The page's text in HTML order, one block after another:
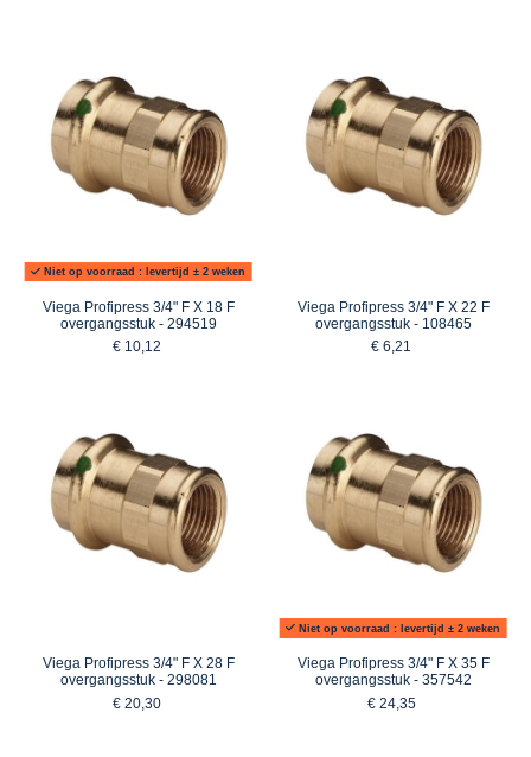
Niet op voorraad : levertijd ± 2 weken
Viega Profipress 3/4" F X 18 F
overgangsstuk - 294519
€ 10,12
Viega Profipress 3/4" F X 22 F
overgangsstuk - 108465
€ 6,21
Viega Profipress 3/4" F X 28 F
overgangsstuk - 298081
€ 20,30
Niet op voorraad : levertijd ± 2 weken
Viega Profipress 3/4" F X 35 F
overgangsstuk - 357542
€ 24,35